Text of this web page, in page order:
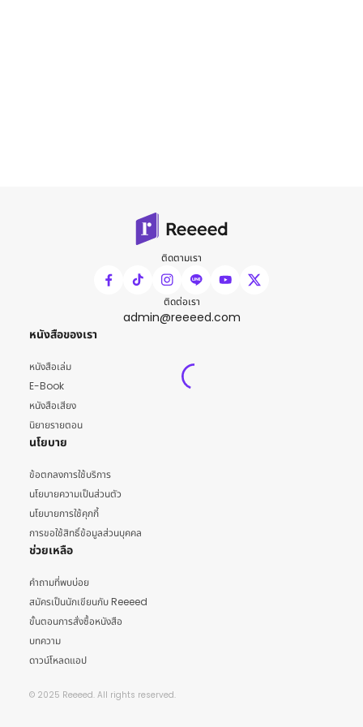
ติดตามเรา
ติดต่อเรา
admin@reeeed.com
หนังสือของเรา
หนังสือเล่ม
E-Book
หนังสือเสียง
นิยายรายตอน
นโยบาย
ข้อตกลงการใช้บริการ
นโยบายความเป็นส่วนตัว
นโยบายการใช้คุกกี้
การขอใช้สิทธิ์ข้อมูลส่วนบุคคล
ช่วยเหลือ
คำถามที่พบบ่อย
สมัครเป็นนักเขียนกับ Reeeed
ขั้นตอนการสั่งซื้อหนังสือ
บทความ
ดาวน์โหลดแอป
© 2025 Reeeed. All rights reserved.